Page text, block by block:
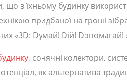
в їхньому будинку
придбаної на гроші
«3D: Dумай! Dій! Dопомагай!
, сонячні колектори,
як альтернатива